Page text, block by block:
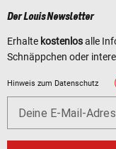
Der Louis Newsletter
Erhalte kostenlosalle
Schnäppchen oder
Hinweis zum Datenschutz
Deine E-Mail-